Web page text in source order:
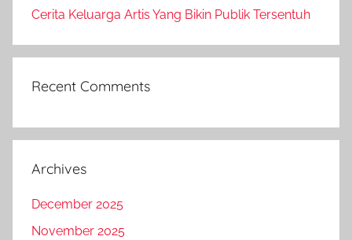
Cerita Keluarga Artis Yang Bikin Publik Tersentuh
Recent Comments
Archives
December 2025
November 2025